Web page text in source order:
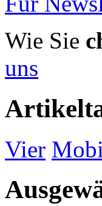
Wie Sie
uns
Vier